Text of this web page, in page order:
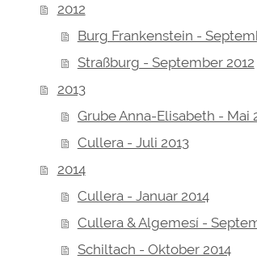
2012
Burg Frankenstein -
Straßburg - September 2012
2013
Grube Anna-Elisabeth - Mai
Cullera - Juli 2013
2014
Cullera - Januar 2014
Cullera & Algemesí -
Schiltach - Oktober 2014